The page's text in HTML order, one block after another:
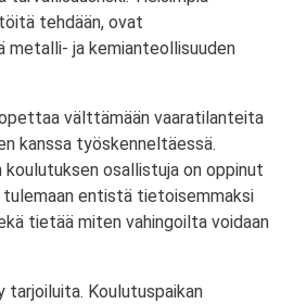
tehdään, ovat
metalli- ja kemianteollisuuden
välttämään vaaratilanteita
kanssa työskenneltäessä.
osallistuja on oppinut
tulemaan entistä tietoisemmaksi
tietää miten vahingoilta voidaan
tarjoiluita. Koulutuspaikan